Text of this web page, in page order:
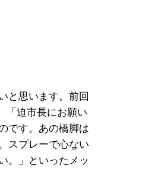
と思います。前回
「迫市長にお願い
です。あの橋脚は
スプレーで心ない
。」といったメッ